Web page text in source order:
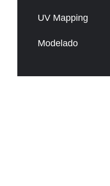
UV Mapping
Modelado